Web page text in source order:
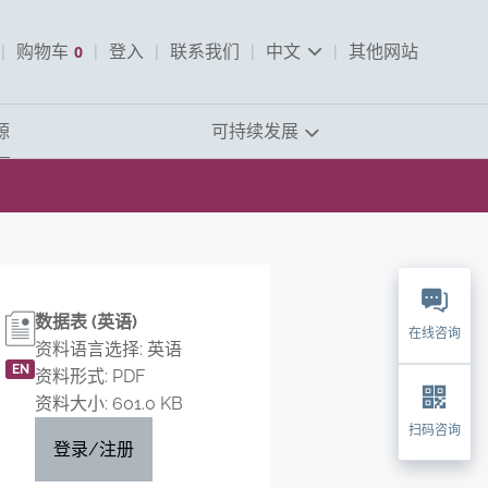
购物车 0
查看购物车
登入 联系我们 中文 其他网站
可持续发展
EN
数据表 (英语)
资料语言选择: 英语
资料形式: PDF
资料大小: 601.0 KB
登录/注册
在线咨询
扫码咨询